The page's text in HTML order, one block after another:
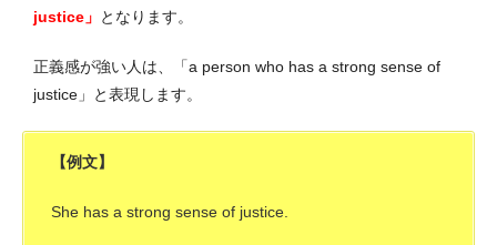
justice」 となります。
正義感が強い人は、「a person who has a strong sense of
justice」と表現します。
【例文】
She has a strong sense of justice.